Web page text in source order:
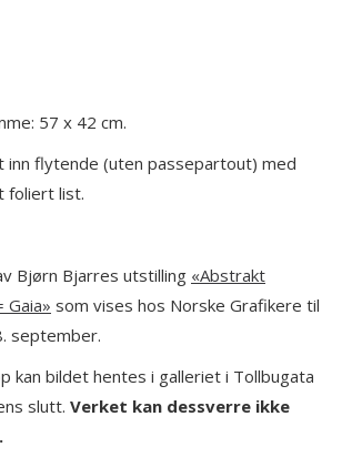
57 x 42 cm.
inn flytende (uten passepartout) med
foliert list.
Bjørn Bjarres utstilling «Abstrakt
Gaia» som vises hos Norske Grafikere til
september.
kan bildet hentes i galleriet i Tollbugata
slutt. Verket kan dessverre ikke